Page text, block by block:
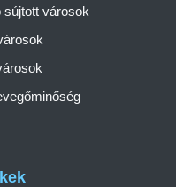
sújtott városok